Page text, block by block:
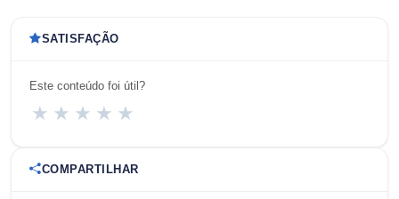
SATISFAÇÃO
Este conteúdo foi útil?
★ ★ ★ ★ ★
COMPARTILHAR